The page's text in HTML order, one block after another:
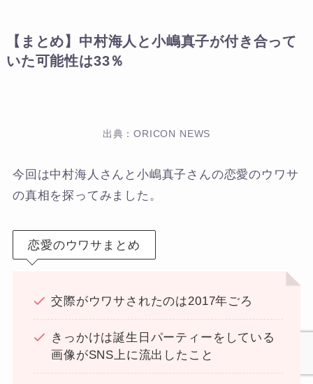
【まとめ】中村海人と小嶋真子が付き合って
いた可能性は33％
出典：ORICON NEWS
今回は中村海人さんと小嶋真子さんの恋愛のウワサ
の真相を探ってみました。
恋愛のウワサまとめ
交際がウワサされたのは2017年ごろ
きっかけは誕生日パーティーをしている
画像がSNS上に流出したこと